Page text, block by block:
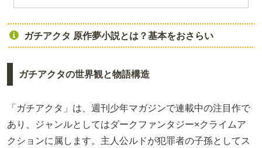
ガチアクタ 原作夢小説とは？基本をおさらい
ガチアクタの世界観と物語構造
「ガチアクタ」は、週刊少年マガジンで連載中の注目作で
あり、ジャンルとしてはダークファンタジー×クライムア
クションに属します。主人公ルドが犯罪者の子孫としてス